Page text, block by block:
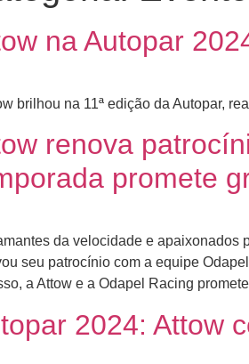
na Autopar
brilhou na 11ª edição da Autopar,
renova
promete
da velocidade e apaixonados
seu patrocínio com a equipe
a Attow e a Odapel Racing
2024: Attow